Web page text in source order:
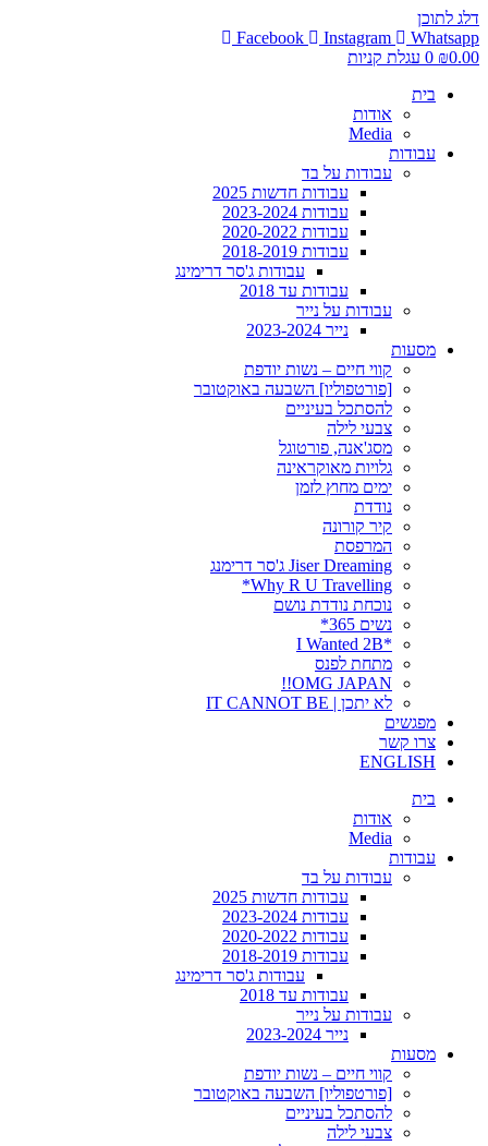
דלג לתוכן
Facebook
Instagram
Whatsapp
₪0.00
0 עגלת קניות
בית
אודות
Media
עבודות
עבודות על בד
עבודות חדשות 2025
עבודות 2023-2024
עבודות 2020-2022
עבודות 2018-2019
עבודות ג'סר דרימינג
עבודות עד 2018
עבודות על נייר
נייר 2023-2024
מסעות
קווי חיים – נשות יודפת
[פורטפוליו] השבעה באוקטובר
להסתכל בעיניים
צבעי לילה
מסג'אנה, פורטוגל
גלויות מאוקראינה
ימים מחוץ לזמן
נודדת
קיר קורונה
המרפסת
Jiser Dreaming ג'סר דרימנג
Why R U Travelling*
נוכחת נודדת נושם
נשים 365*
*I Wanted 2B
מתחת לפנס
OMG JAPAN!!
לא יתכן | IT CANNOT BE
מפגשים
צרו קשר
ENGLISH
בית
אודות
Media
עבודות
עבודות על בד
עבודות חדשות 2025
עבודות 2023-2024
עבודות 2020-2022
עבודות 2018-2019
עבודות ג'סר דרימינג
עבודות עד 2018
עבודות על נייר
נייר 2023-2024
מסעות
קווי חיים – נשות יודפת
[פורטפוליו] השבעה באוקטובר
להסתכל בעיניים
צבעי לילה